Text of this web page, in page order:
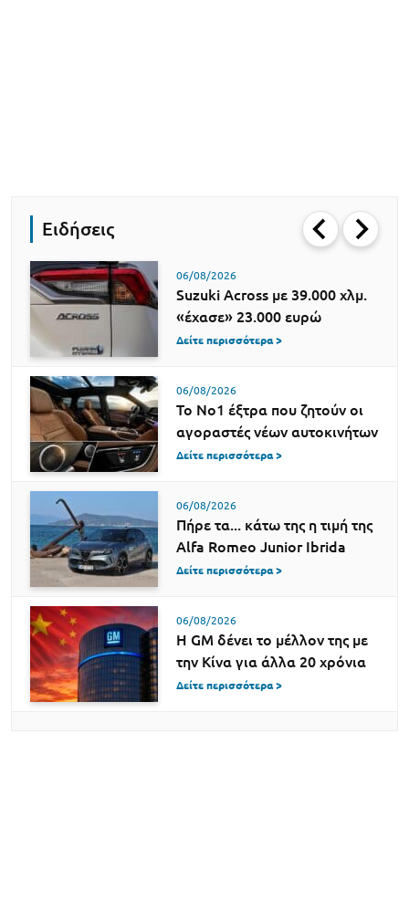
Ειδήσεις
06/08/2026
Suzuki Across με 39.000 χλμ.
«έχασε» 23.000 ευρώ
Δείτε περισσότερα >
06/08/2026
Το Νο1 έξτρα που ζητούν οι
αγοραστές νέων αυτοκινήτων
Δείτε περισσότερα >
06/08/2026
Πήρε τα... κάτω της η τιμή της
Alfa Romeo Junior Ibrida
Δείτε περισσότερα >
06/08/2026
Η GM δένει το μέλλον της με
την Κίνα για άλλα 20 χρόνια
Δείτε περισσότερα >